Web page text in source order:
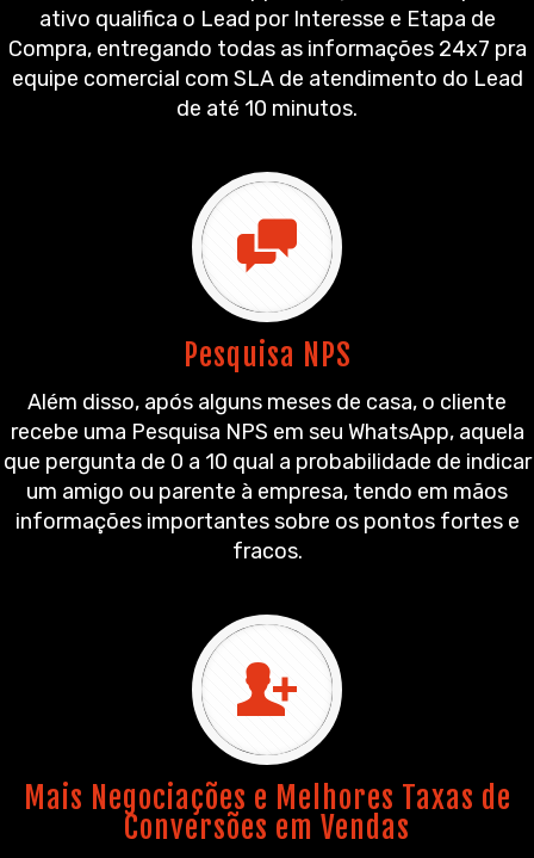
ativo qualifica o Lead por Interesse e Etapa de
Compra, entregando todas as informações 24x7 pra
equipe comercial com SLA de atendimento do Lead
de até 10 minutos.
Pesquisa NPS
Além disso, após alguns meses de casa, o cliente
recebe uma Pesquisa NPS em seu WhatsApp, aquela
que pergunta de 0 a 10 qual a probabilidade de indicar
um amigo ou parente à empresa, tendo em mãos
informações importantes sobre os pontos fortes e
fracos.
Mais Negociações e Melhores Taxas de
Conversões em Vendas